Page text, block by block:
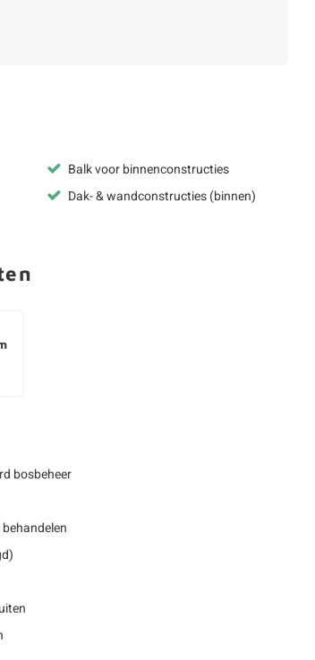
Balk voor binnenconstructies
Dak- & wandconstructies (binnen)
bosbeheer